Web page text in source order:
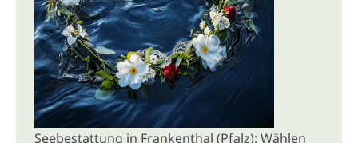
Seebestattung in Frankenthal (Pfalz): Wählen